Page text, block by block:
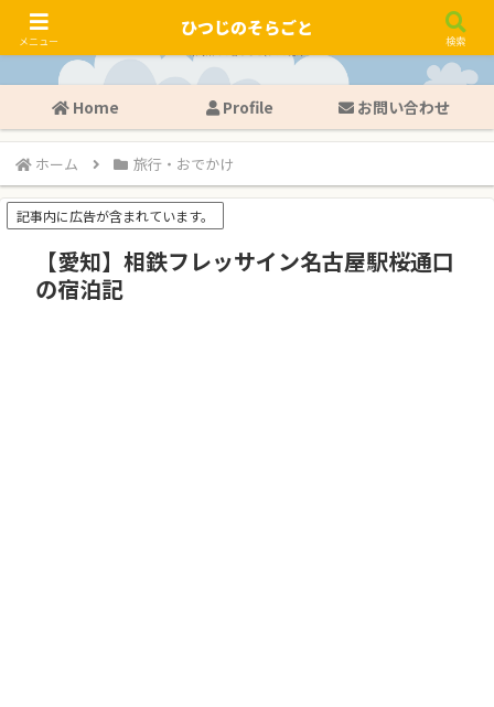
Home Profile お問い合わせ
ホーム 旅行・おでかけ
記事内に広告が含まれています。
【愛知】相鉄フレッサイン名古屋駅桜通口
の宿泊記
メニュー
ひつじのそらごと
検索